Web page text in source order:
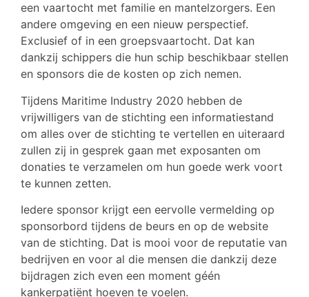
een vaartocht met familie en mantelzorgers. Een
andere omgeving en een nieuw perspectief.
Exclusief of in een groepsvaartocht. Dat kan
dankzij schippers die hun schip beschikbaar stellen
en sponsors die de kosten op zich nemen.
Tijdens Maritime Industry 2020 hebben de
vrijwilligers van de stichting een informatiestand
om alles over de stichting te vertellen en uiteraard
zullen zij in gesprek gaan met exposanten om
donaties te verzamelen om hun goede werk voort
te kunnen zetten.
Iedere sponsor krijgt een eervolle vermelding op
sponsorbord tijdens de beurs en op de website
van de stichting. Dat is mooi voor de reputatie van
bedrijven en voor al die mensen die dankzij deze
bijdragen zich even een moment géén
kankerpatiënt hoeven te voelen.